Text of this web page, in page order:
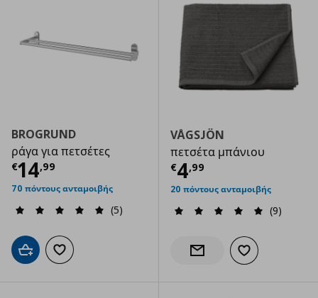
BROGRUND
ράγα για πετσέτες
€14,99
Τρέχουσα τιμή € 14,99
70 πόντους ανταμοιβής
(5)
Προσθήκη στο καλάθι
Προσθήκη στα αγαπημένα
VÅGSJÖN
πετσέτα μπάνιου
€4,99
Τρέχουσα
20 πόντους ανταμοιβής
(9)
Ενημέρωση διαθεσιμότητας
Προσθήκη στα